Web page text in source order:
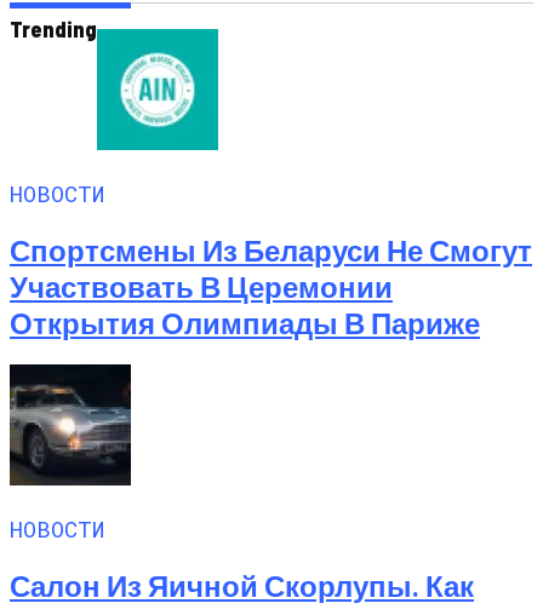
Trending
НОВОСТИ
Спортсмены Из Беларуси Не Смогут
Участвовать В Церемонии
Открытия Олимпиады В Париже
НОВОСТИ
Салон Из Яичной Скорлупы. Как